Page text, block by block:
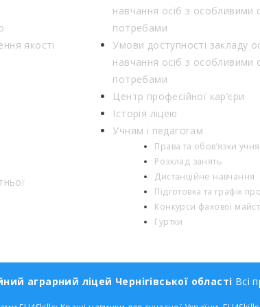
якості
навчання осіб з особливими
потребами
Умови доступності закладу
навчання осіб з особливими
потребами
Центр професійної кар’єри
Історія ліцею
Учням і педагогам
Права та обов’язки учня
Розклад занять
Дистанційне навчання
Підготовка та графік
Конкурси фахової
Гуртки
аграрний ліцей Чернігівської області Всі